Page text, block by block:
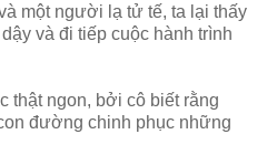
một người lạ tử tế, ta lại thấy
và đi tiếp cuộc hành trình
thật ngon, bởi cô biết rằng
đường chinh phục những